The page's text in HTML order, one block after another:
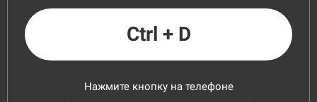
Ctrl + D
Нажмите кнопку на телефоне